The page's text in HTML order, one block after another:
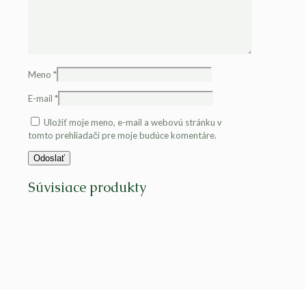
Meno *
E-mail *
Uložiť moje meno, e-mail a webovú stránku v
tomto prehliadači pre moje budúce komentáre.
Súvisiace produkty